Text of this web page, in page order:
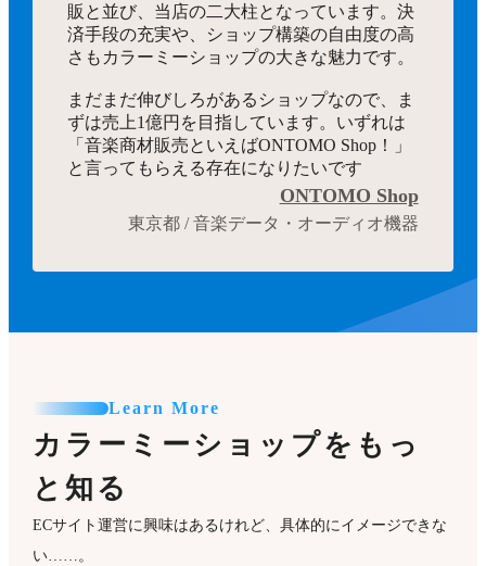
販と並び、当店の二大柱となっています。決
済手段の充実や、ショップ構築の自由度の高
さもカラーミーショップの大きな魅力です。
まだまだ伸びしろがあるショップなので、ま
ずは売上1億円を目指しています。いずれは
「音楽商材販売といえばONTOMO Shop！」
と言ってもらえる存在になりたいです
ONTOMO Shop
東京都 / 音楽データ・オーディオ機器
Learn More
カラーミーショップをもっ
と知る
ECサイト運営に興味はあるけれど、具体的にイメージできな
い……。